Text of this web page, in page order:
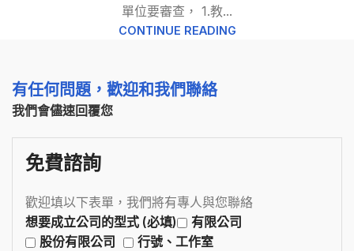
單位要審查， 1.教...
CONTINUE READING
有任何問題，歡迎和我們聯絡
我們會儘速回覆您
免費諮詢
歡迎填以下表單，我們將有專人與您聯絡
想要成立公司的型式 (必填)
有限公司
股份有限公司
行號、工作室